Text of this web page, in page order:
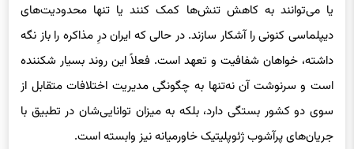
یا می‌توانند به کاهش تنش‌ها کمک کنند یا تنها محدودیت‌های
دیپلماسی کنونی را آشکار سازند. در حالی که ایران درِ مذاکره را باز نگه
داشته، خواهان شفافیت و تعهد است. فعلاً این روند بسیار شکننده
است و سرنوشت آن نه‌تنها به چگونگی مدیریت اختلافات متقابل از
سوی دو کشور بستگی دارد، بلکه به میزان توانایی‌شان در تطبیق با
جریان‌های پرآشوب ژئوپلیتیک خاورمیانه نیز وابسته است.